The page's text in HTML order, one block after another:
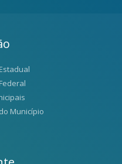
Município